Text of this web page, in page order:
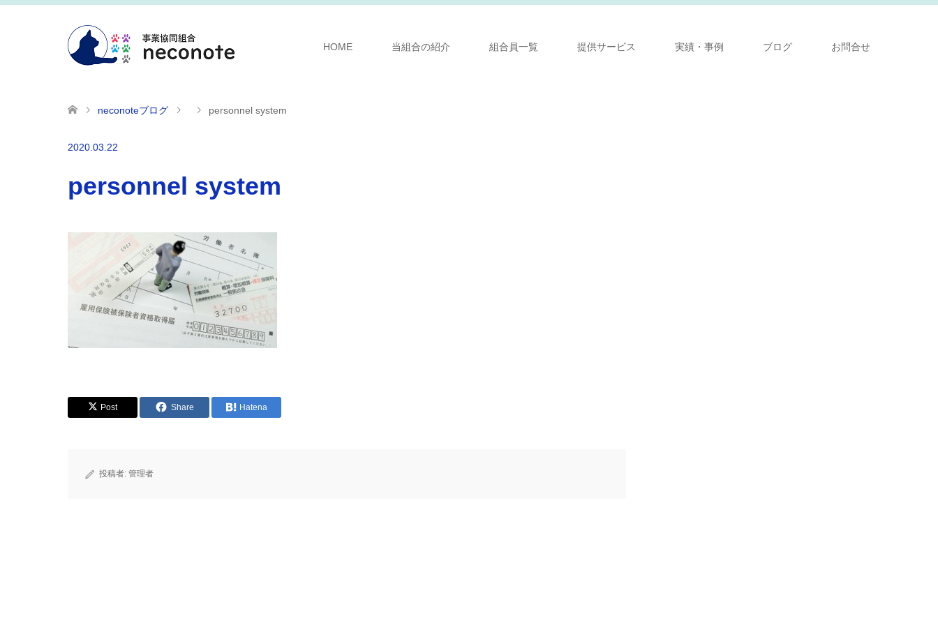
HOME 当組合の紹介 組合員一覧 提供サービス 実績・事例 ブログ お問合せ
neconoteブログ personnel system
2020.03.22
personnel system
Post Share Hatena
投稿者: 管理者